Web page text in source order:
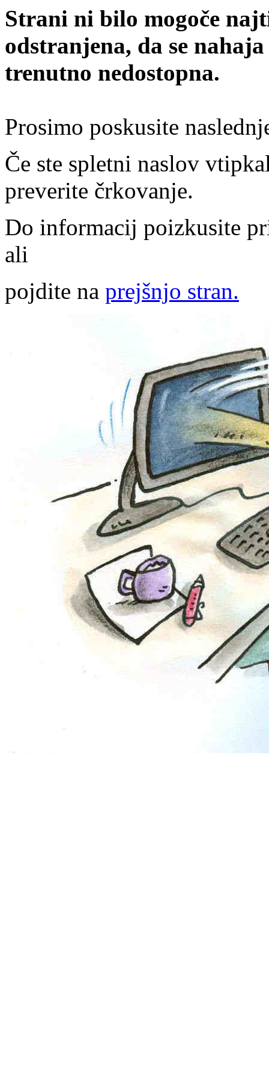
Strani ni bilo mogoče
odstranjena, da se
trenutno nedostopna.
Prosimo poskusite
Če ste spletni naslov
preverite črkovanje.
Do informacij poizkusite
ali
pojdite na prejšnjo stran.